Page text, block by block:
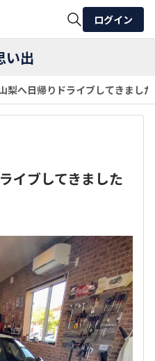
検索
ログイン
い出
梨へ日帰りドライブしてきまし
イブしてきました